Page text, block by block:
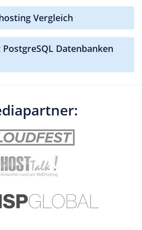
Vergleich
Datenbanken